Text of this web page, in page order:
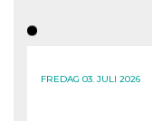
FREDAG 03. JULI 2026